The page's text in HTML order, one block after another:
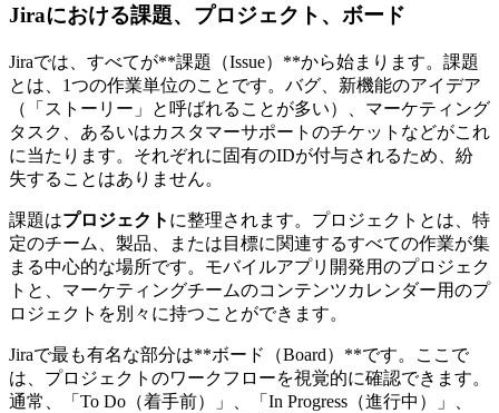
Jiraにおける課題、プロジェクト、ボード
Jiraでは、すべてが**課題（Issue）**から始まります。課題
とは、1つの作業単位のことです。バグ、新機能のアイデア
（「ストーリー」と呼ばれることが多い）、マーケティング
タスク、あるいはカスタマーサポートのチケットなどがこれ
に当たります。それぞれに固有のIDが付与されるため、紛
失することはありません。
課題はプロジェクト に整理されます。プロジェクトとは、特
定のチーム、製品、または目標に関連するすべての作業が集
まる中心的な場所です。モバイルアプリ開発用のプロジェク
トと、マーケティングチームのコンテンツカレンダー用のプ
ロジェクトを別々に持つことができます。
Jiraで最も有名な部分は**ボード（Board）**です。ここで
は、プロジェクトのワークフローを視覚的に確認できます。
通常、「To Do（着手前）」、「In Progress（進行中）」、